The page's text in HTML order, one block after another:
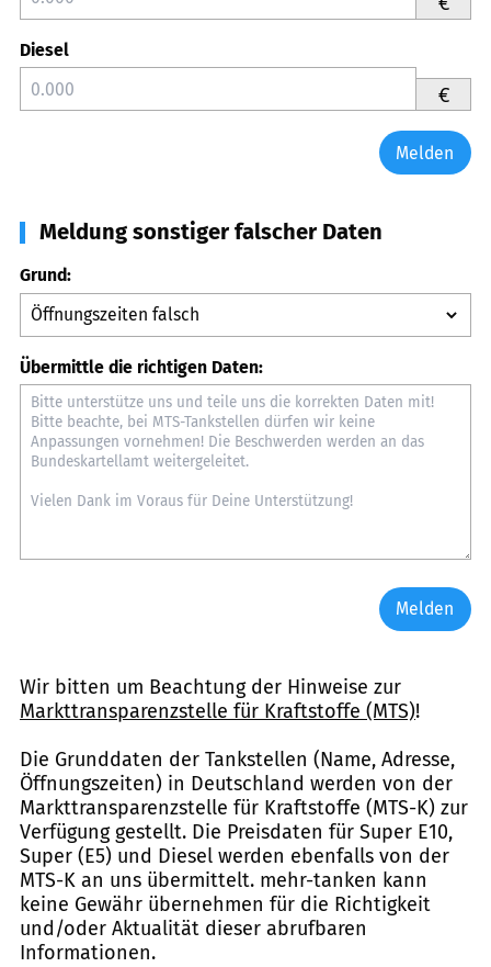
Diesel
€
Melden
Meldung sonstiger falscher Daten
Grund:
Übermittle die richtigen Daten:
Melden
Wir bitten um Beachtung der Hinweise zur
Markttransparenzstelle für Kraftstoffe (MTS)!
Die Grunddaten der Tankstellen (Name, Adresse,
Öffnungszeiten) in Deutschland werden von der
Markttransparenzstelle für Kraftstoffe (MTS-K) zur
Verfügung gestellt. Die Preisdaten für Super E10,
Super (E5) und Diesel werden ebenfalls von der
MTS-K an uns übermittelt. mehr-tanken kann
keine Gewähr übernehmen für die Richtigkeit
und/oder Aktualität dieser abrufbaren
Informationen.